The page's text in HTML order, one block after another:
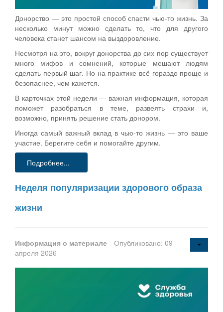
Донорство — это простой способ спасти чью-то жизнь. За
несколько минут можно сделать то, что для другого
человека станет шансом на выздоровление.
Несмотря на это, вокруг донорства до сих пор существует
много мифов и сомнений, которые мешают людям
сделать первый шаг. Но на практике всё гораздо проще и
безопаснее, чем кажется.
В карточках этой недели — важная информация, которая
поможет разобраться в теме, развеять страхи и,
возможно, принять решение стать донором.
Иногда самый важный вклад в чью-то жизнь — это ваше
участие. Берегите себя и помогайте другим.
Подробнее...
Неделя популяризации здорового образа
жизни
Информация о материале
Опубликовано: 09
апреля 2026